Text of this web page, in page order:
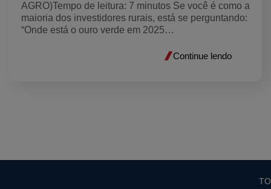
AGRO)Tempo de leitura: 7 minutos Se você é como a
maioria dos investidores rurais, está se perguntando:
“Onde está o ouro verde em 2025…
Continue lendo